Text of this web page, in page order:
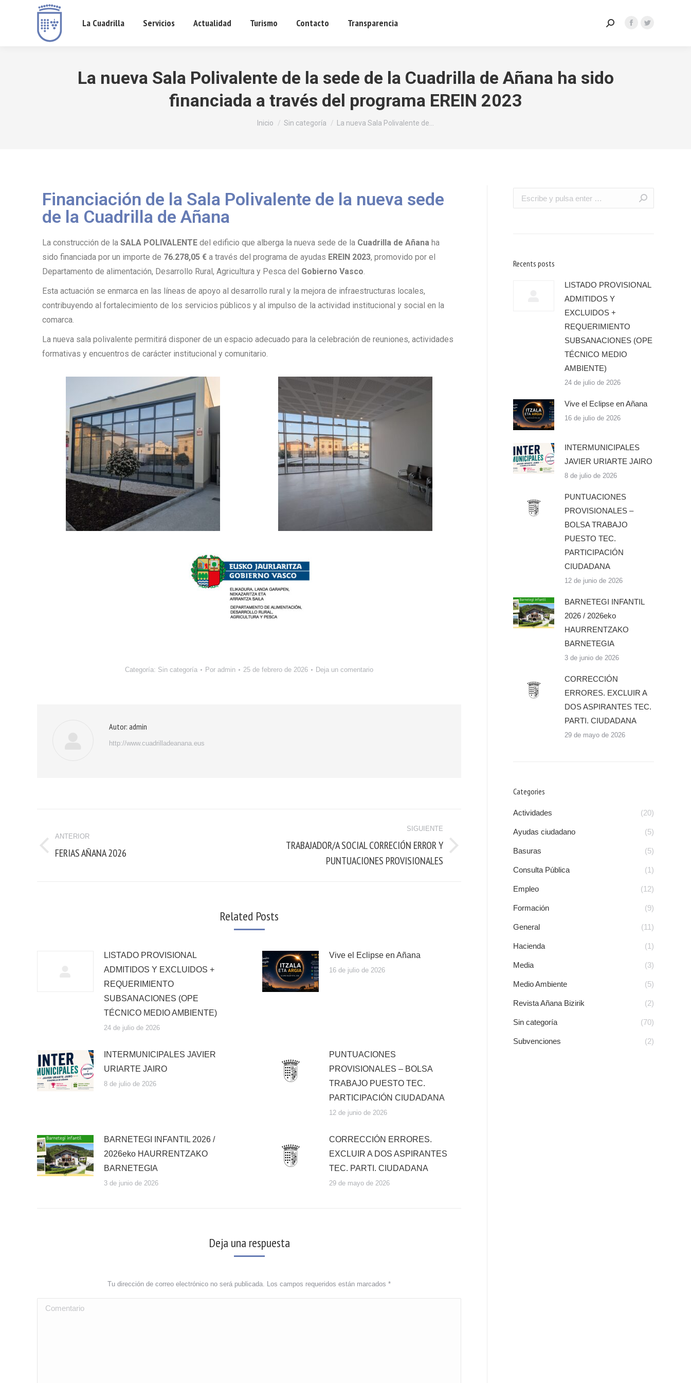
La Cuadrilla Servicios Actualidad Turismo Contacto Transparencia
La nueva Sala Polivalente de la sede de la Cuadrilla de Añana ha sido
financiada a través del programa EREIN 2023
Estás aquí:
Inicio Sin categoría La nueva Sala Polivalente de…
Financiación de la Sala Polivalente de la nueva sede
de la Cuadrilla de Añana
La construcción de la SALA POLIVALENTE del edificio que alberga la nueva sede de la Cuadrilla de Añana ha
sido financiada por un importe de 76.278,05 € a través del programa de ayudas EREIN 2023, promovido por el
Departamento de alimentación, Desarrollo Rural, Agricultura y Pesca del Gobierno Vasco.
Esta actuación se enmarca en las líneas de apoyo al desarrollo rural y la mejora de infraestructuras locales,
contribuyendo al fortalecimiento de los servicios públicos y al impulso de la actividad institucional y social en la
comarca.
La nueva sala polivalente permitirá disponer de un espacio adecuado para la celebración de reuniones, actividades
formativas y encuentros de carácter institucional y comunitario.
Categoría: Sin categoría Por admin 25 de febrero de 2026 Deja un comentario
Autor: admin
http://www.cuadrilladeanana.eus
ANTERIOR
FERIAS AÑANA 2026
SIGUIENTE
TRABAJADOR/A SOCIAL CORRECIÓN ERROR Y
PUNTUACIONES PROVISIONALES
Related Posts
LISTADO PROVISIONAL
ADMITIDOS Y EXCLUIDOS +
REQUERIMIENTO
SUBSANACIONES (OPE
TÉCNICO MEDIO AMBIENTE)
24 de julio de 2026
Vive el Eclipse en Añana
16 de julio de 2026
INTERMUNICIPALES JAVIER
URIARTE JAIRO
8 de julio de 2026
PUNTUACIONES
PROVISIONALES – BOLSA
TRABAJO PUESTO TEC.
PARTICIPACIÓN CIUDADANA
12 de junio de 2026
BARNETEGI INFANTIL 2026 /
2026eko HAURRENTZAKO
BARNETEGIA
3 de junio de 2026
CORRECCIÓN ERRORES.
EXCLUIR A DOS ASPIRANTES
TEC. PARTI. CIUDADANA
29 de mayo de 2026
Deja una respuesta
Tu dirección de correo electrónico no será publicada. Los campos requeridos están marcados *
Comentario
Recents posts
LISTADO PROVISIONAL
ADMITIDOS Y
EXCLUIDOS +
REQUERIMIENTO
SUBSANACIONES (OPE
TÉCNICO MEDIO
AMBIENTE)
24 de julio de 2026
Vive el Eclipse en Añana
16 de julio de 2026
INTERMUNICIPALES
JAVIER URIARTE JAIRO
8 de julio de 2026
PUNTUACIONES
PROVISIONALES –
BOLSA TRABAJO
PUESTO TEC.
PARTICIPACIÓN
CIUDADANA
12 de junio de 2026
BARNETEGI INFANTIL
2026 / 2026eko
HAURRENTZAKO
BARNETEGIA
3 de junio de 2026
CORRECCIÓN
ERRORES. EXCLUIR A
DOS ASPIRANTES TEC.
PARTI. CIUDADANA
29 de mayo de 2026
Categories
Actividades (20)
Ayudas ciudadano (5)
Basuras (5)
Consulta Pública (1)
Empleo (12)
Formación (9)
General (11)
Hacienda (1)
Media (3)
Medio Ambiente (5)
Revista Añana Bizirik (2)
Sin categoría (70)
Subvenciones (2)